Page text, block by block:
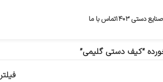
دستی ۱۴۰۳ تماس با ما
“کیف دستی گلیمی”